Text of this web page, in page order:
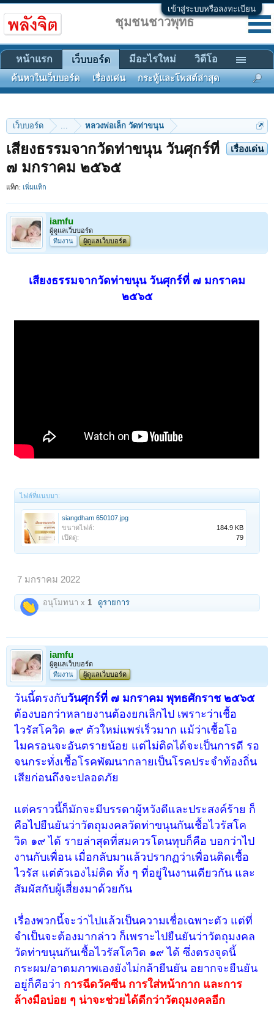
เข้าสู่ระบบหรือลงทะเบียน
เว็บบอร์ด ... หลวงพ่อเล็ก วัดท่าขนุน
เรื่องเด่น
เสียงธรรมจากวัดท่าขนุน วันศุกร์ที่
๗ มกราคม ๒๕๖๕
แท็ก: เพิ่มแท็ก
iamfu
ผู้ดูแลเว็บบอร์ด
ทีมงาน
ผู้ดูแลเว็บบอร์ด
เสียงธรรมจากวัดท่าขนุน วันศุกร์ที่ ๗ มกราคม
๒๕๖๕
ไฟล์ที่แนบมา:
siangdham 650107.jpg
ขนาดไฟล์:
184.9 KB
เปิดดู:
79
7 มกราคม 2022
อนุโมทนา x1 ดูรายการ
iamfu
ผู้ดูแลเว็บบอร์ด
ทีมงาน
ผู้ดูแลเว็บบอร์ด
วันนี้ตรงกับวันศุกร์ที่ ๗ มกราคม พุทธศักราช ๒๕๖๕
ต้องบอกว่าหลายงานต้องยกเลิกไป เพราะว่าเชื้อ
ไวรัสโควิด ๑๙ ตัวใหม่แพร่เร็วมาก แม้ว่าเชื้อโอ
ไมครอนจะอันตรายน้อย แต่ไม่ติดได้จะเป็นการดี รอ
จนกระทั่งเชื้อโรคพัฒนากลายเป็นโรคประจำท้องถิ่น
เสียก่อนถึงจะปลอดภัย
แต่คราวนี้ก็มักจะมีบรรดาผู้หวังดีและประสงค์ร้าย ก็
คือไปยืนยันว่าวัตถุมงคลวัดท่าขนุนกันเชื้อไวรัสโค
วิด ๑๙ ได้ รายล่าสุดที่สมควรโดนทุบก็คือ บอกว่าไป
งานกับเพื่อน เมื่อกลับมาแล้วปรากฏว่าเพื่อนติดเชื้อ
ไวรัส แต่ตัวเองไม่ติด ทั้ง ๆ ที่อยู่ในงานเดียวกัน และ
สัมผัสกับผู้เสี่ยงมาด้วยกัน
เรื่องพวกนี้จะว่าไปแล้วเป็นความเชื่อเฉพาะตัว แต่ที่
จำเป็นจะต้องมากล่าว ก็เพราะไปยืนยันว่าวัตถุมงคล
วัดท่าขนุนกันเชื้อไวรัสโควิด ๑๙ ได้ ซึ่งตรงจุดนี้
กระผม/อาตมภาพเองยังไม่กล้ายืนยัน อยากจะยืนยัน
อยู่ก็คือว่า การฉีดวัคซีน การใส่หน้ากาก และการ
ล้างมือบ่อย ๆ น่าจะช่วยได้ดีกว่าวัตถุมงคลอีก
ชุมชนชาวพุทธ
หน้าแรก เว็บบอร์ด
ค้นหาในเว็บบอร์ด เรื่องเด่น กระทู้และโพสต์ล่าสุด
มีอะไรใหม่ วิดีโอ